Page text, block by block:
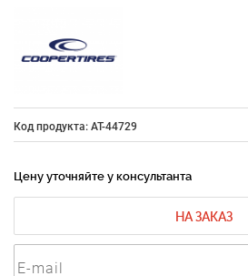
Код продукта: AT-44729
Цену уточняйте у консультанта
НА ЗАКАЗ